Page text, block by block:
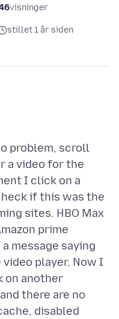
visninger
stillet 1 år siden
problem, scroll
a video for the
I click on a
if this was the
sites. HBO Max
prime
message saying
player. Now I
on another
there are no
disabled